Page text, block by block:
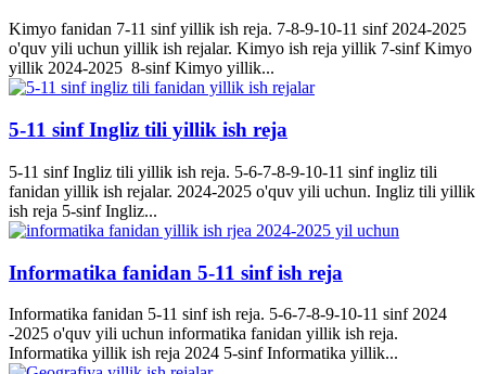
Kimyo fanidan 7-11 sinf yillik ish reja. 7-8-9-10-11 sinf 2024-2025
o'quv yili uchun yillik ish rejalar. Kimyo ish reja yillik 7-sinf Kimyo
yillik 2024-2025 8-sinf Kimyo yillik...
5-11 sinf Ingliz tili yillik ish reja
5-11 sinf Ingliz tili yillik ish reja. 5-6-7-8-9-10-11 sinf ingliz tili
fanidan yillik ish rejalar. 2024-2025 o'quv yili uchun. Ingliz tili yillik
ish reja 5-sinf Ingliz...
Informatika fanidan 5-11 sinf ish reja
Informatika fanidan 5-11 sinf ish reja. 5-6-7-8-9-10-11 sinf 2024
-2025 o'quv yili uchun informatika fanidan yillik ish reja.
Informatika yillik ish reja 2024 5-sinf Informatika yillik...